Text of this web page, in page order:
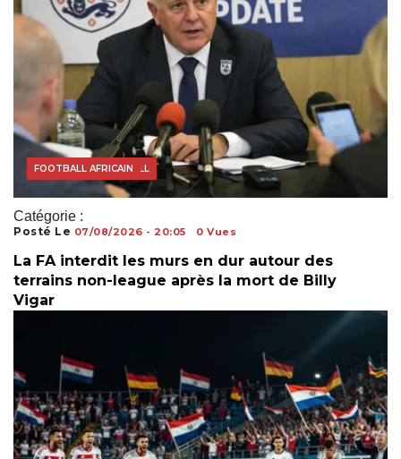
Catégorie :
ACTUALITÉS FOOTBALL
FOOTBALL AFRICAIN
Posté Le 07/08/2026 - 20:05 0 Vues
La FA interdit les murs en dur autour des
terrains non-league après la mort de Billy
Vigar